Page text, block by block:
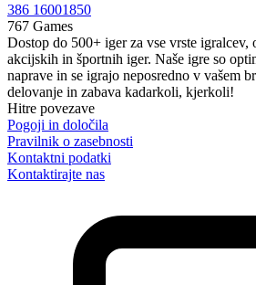
386 16001850
767 Games
Dostop do 500+ iger za vse vrste igralcev,
akcijskih in športnih iger. Naše igre so
naprave in se igrajo neposredno v vašem
delovanje in zabava kadarkoli, kjerkoli!
Hitre povezave
Pogoji in določila
Pravilnik o zasebnosti
Kontaktni podatki
Kontaktirajte nas